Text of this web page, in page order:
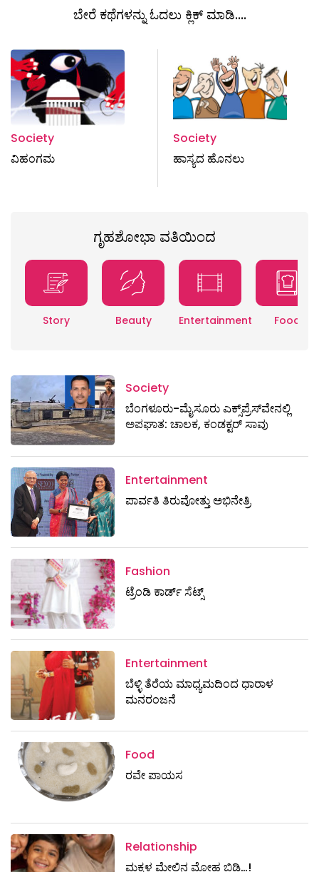
ಬೇರೆ ಕಥೆಗಳನ್ನು ಓದಲು ಕ್ಲಿಕ್ ಮಾಡಿ....
Society
ವಿಹಂಗಮ
Society
ಹಾಸ್ಯದ ಹೊನಲು
ಗೃಹಶೋಭಾ ವತಿಯಿಂದ
Story Beauty Entertainment Food
Society
ಬೆಂಗಳೂರು-ಮೈಸೂರು ಎಕ್ಸ್​ಪ್ರೆಸ್‌ವೇನಲ್ಲಿ
ಅಪಘಾತ: ಚಾಲಕ, ಕಂಡಕ್ಟರ್ ಸಾವು
Entertainment
ಪಾರ್ವತಿ ತಿರುವೋತ್ತು ಅಭಿನೇತ್ರಿ
Fashion
ಟ್ರೆಂಡಿ ಕಾರ್ಡ್‌ ಸೆಟ್ಸ್
Entertainment
ಬೆಳ್ಳಿ ತೆರೆಯ ಮಾಧ್ಯಮದಿಂದ ಧಾರಾಳ
ಮನರಂಜನೆ
Food
ರವೇ ಪಾಯಸ
Relationship
ಮಕ್ಕಳ ಮೇಲಿನ ಮೋಹ ಬಿಡಿ…!